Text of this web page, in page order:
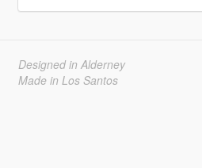
Designed in Alderney
Made in Los Santos